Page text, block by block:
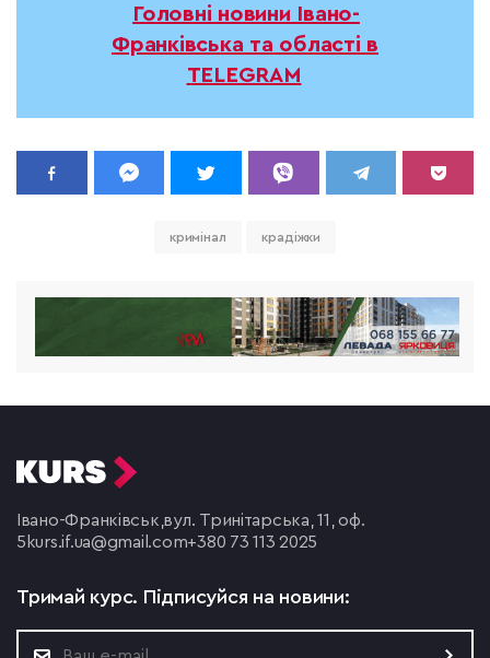
Головні новини Івано-
Франківська та області в
TELEGRAM
кримінал крадіжки
Івано-Франківськ, вул. Тринітарська, 11, оф.
5 kurs.if.ua@gmail.com+380 73 113 2025
Тримай курс. Підписуйся на новини: